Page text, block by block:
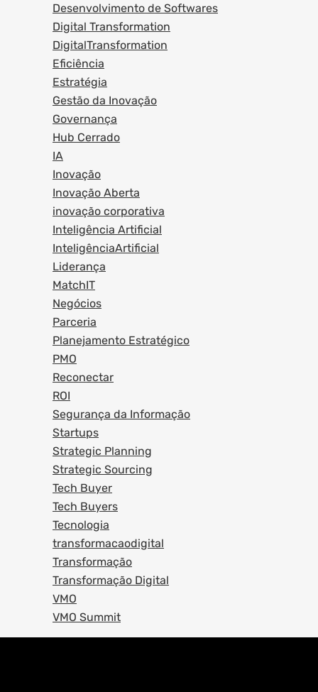
Desenvolvimento de Softwares
Digital Transformation
DigitalTransformation
Eficiência
Estratégia
Gestão da Inovação
Governança
Hub Cerrado
IA
Inovação
Inovação Aberta
inovação corporativa
Inteligência Artificial
InteligênciaArtificial
Liderança
MatchIT
Negócios
Parceria
Planejamento Estratégico
PMO
Reconectar
ROI
Segurança da Informação
Startups
Strategic Planning
Strategic Sourcing
Tech Buyer
Tech Buyers
Tecnologia
transformacaodigital
Transformação
Transformação Digital
VMO
VMO Summit